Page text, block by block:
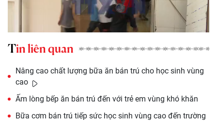
Video
Tin liên quan
Nâng cao chất lượng bữa ăn bán trú cho học sinh vùng
cao
Ấm lòng bếp ăn bán trú đến với trẻ em vùng khó khăn
Bữa cơm bán trú tiếp sức học sinh vùng cao đến trường